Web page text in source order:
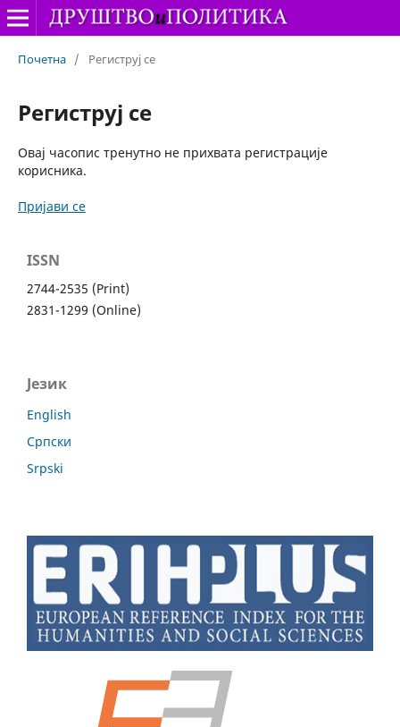
Почетна / Региструј се
Региструј се
Овај часопис тренутно не прихвата регистрације
корисника.
Пријави се
ISSN
2744-2535 (Print)
2831-1299 (Online)
Језик
English
Cрпски
Srpski